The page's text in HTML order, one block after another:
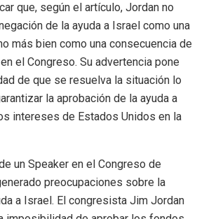
que, según el artículo, Jordan no
de la ayuda a Israel como una
más bien como una consecuencia de
el Congreso. Su advertencia pone
de que se resuelva la situación lo
la aprobación de la ayuda a
intereses de Estados Unidos en la
un Speaker en el Congreso de
preocupaciones sobre la
a Israel. El congresista Jim Jordan